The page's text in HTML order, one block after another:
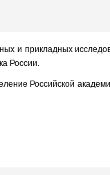
и прикладных
России.
Российской